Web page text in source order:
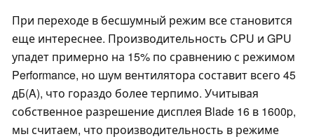
При переходе в бесшумный режим все становится
еще интереснее. Производительность CPU и GPU
упадет примерно на 15% по сравнению с режимом
Performance, но шум вентилятора составит всего 45
дБ(A), что гораздо более терпимо. Учитывая
собственное разрешение дисплея Blade 16 в 1600p,
мы считаем, что производительность в режиме